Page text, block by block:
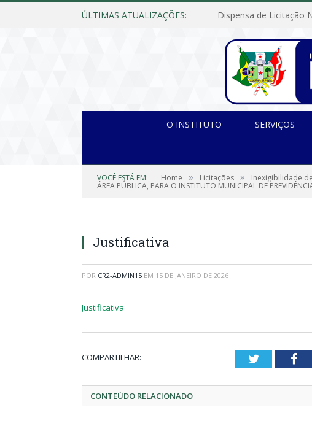
ÚLTIMAS ATUALIZAÇÕES:
O INSTITUTO SERVIÇOS
VOCÊ ESTÁ EM: Home » Licitações » Inexigibilidade de
ÁREA PÚBLICA, PARA O INSTITUTO MUNICIPAL DE
Justificativa
POR CR2-ADMIN15 EM 15 DE JANEIRO DE 2026
Justificativa
COMPARTILHAR: Twitter
CONTEÚDO RELACIONADO